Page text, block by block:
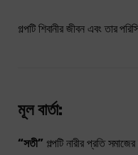
গল্পটি শিবানীর জীবন এবং তার
মূল বার্তা:
“সতী”গল্পটি নারীর প্রতি